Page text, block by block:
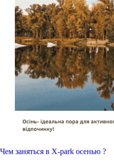
Чем заняться в X-park осенью ?